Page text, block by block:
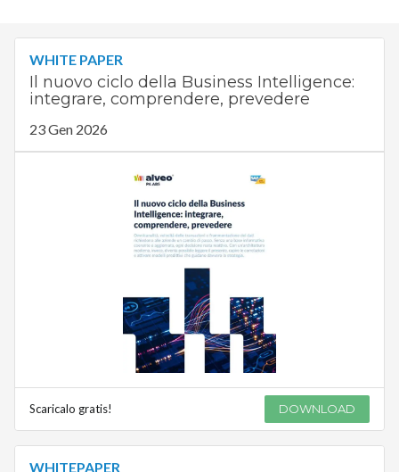
WHITE PAPER
Il nuovo ciclo della Business Intelligence:
integrare, comprendere, prevedere
23 Gen 2026
Scaricalo gratis! DOWNLOAD
WHITEPAPER